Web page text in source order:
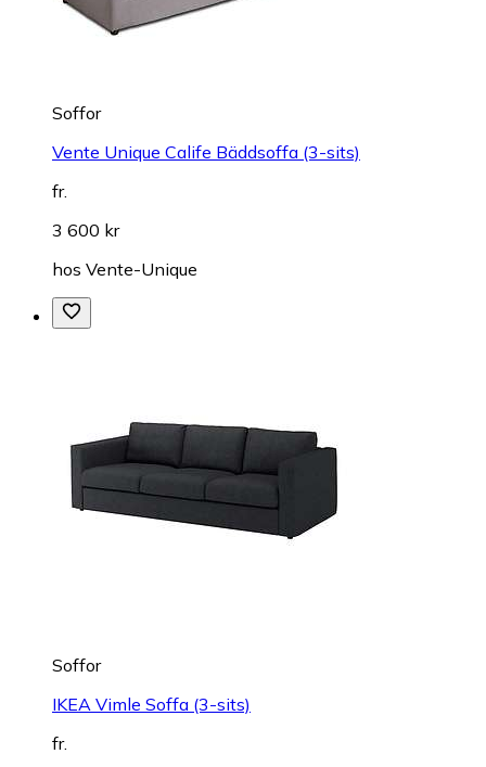
Soffor
Vente Unique Calife Bäddsoffa (3-sits)
fr.
3 600 kr
hos Vente-Unique
Soffor
IKEA Vimle Soffa (3-sits)
fr.